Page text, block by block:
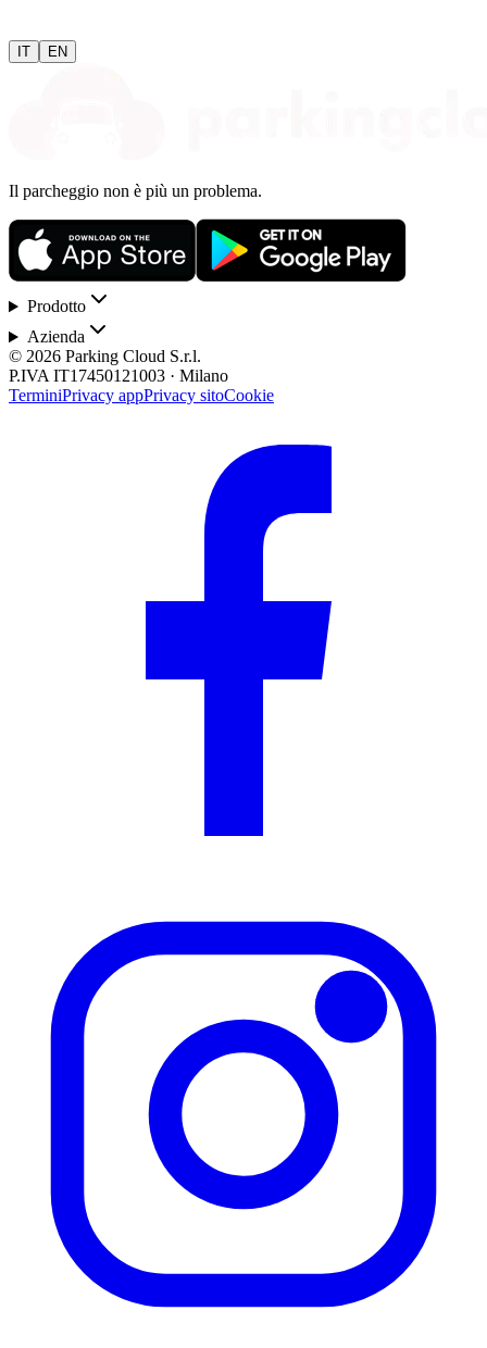
IT EN
Il parcheggio non è più un problema.
Prodotto
Azienda
© 2026 Parking Cloud S.r.l.
P.IVA IT17450121003 · Milano
TerminiPrivacy appPrivacy sitoCookie